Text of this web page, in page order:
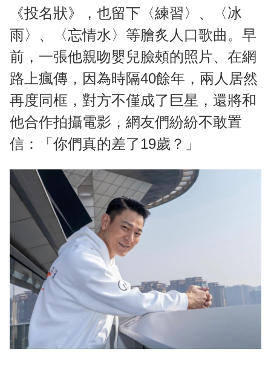
《投名狀》，也留下〈練習〉、〈冰
雨〉、〈忘情水〉等膾炙人口歌曲。早
前，一張他親吻嬰兒臉頰的照片、在網
路上瘋傳，因為時隔40餘年，兩人居然
再度同框，對方不僅成了巨星，還將和
他合作拍攝電影，網友們紛紛不敢置
信：「你們真的差了19歲？」